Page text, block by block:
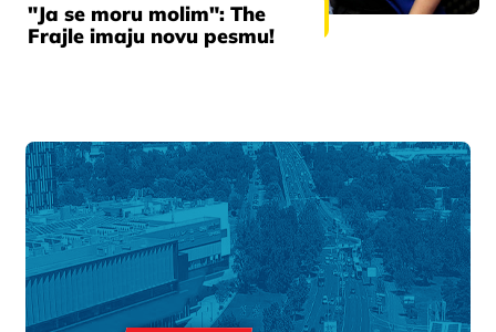
"Ja se moru molim": The
Frajle imaju novu pesmu!